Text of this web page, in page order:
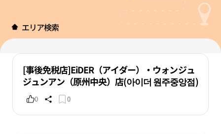
エリア検索
[事後免税店]EiDER（アイダー）・ウォンジュ
ジュンアン（原州中央）店(아이더 원주중앙점)
0 0